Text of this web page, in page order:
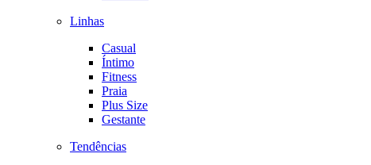
Linhas
Casual
Íntimo
Fitness
Praia
Plus Size
Gestante
Tendências